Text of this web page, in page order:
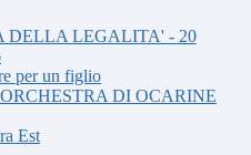
DELLA LEGALITA' - 20
per un figlio
DI OCARINE
Est